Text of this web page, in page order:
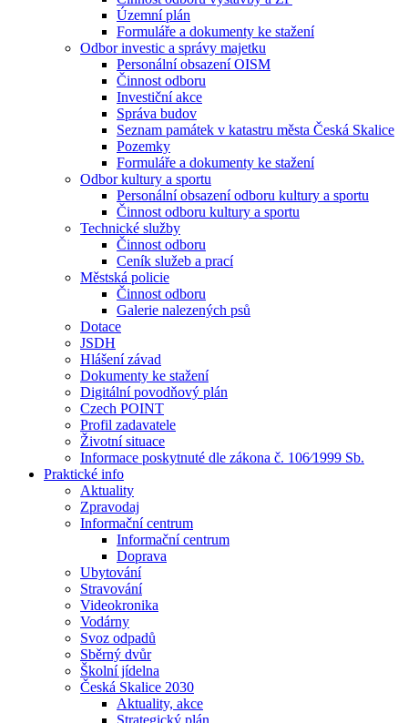
Územní plán
Formuláře a dokumenty ke stažení
Odbor investic a správy majetku
Personální obsazení OISM
Činnost odboru
Investiční akce
Správa budov
Seznam památek v katastru města Česká Skalice
Pozemky
Formuláře a dokumenty ke stažení
Odbor kultury a sportu
Personální obsazení odboru kultury a sportu
Činnost odboru kultury a sportu
Technické služby
Činnost odboru
Ceník služeb a prací
Městská policie
Činnost odboru
Galerie nalezených psů
Dotace
JSDH
Hlášení závad
Dokumenty ke stažení
Digitální povodňový plán
Czech POINT
Profil zadavatele
Životní situace
Informace poskytnuté dle zákona č. 106⁄1999 Sb.
Praktické info
Aktuality
Zpravodaj
Informační centrum
Informační centrum
Doprava
Ubytování
Stravování
Videokronika
Vodárny
Svoz odpadů
Sběrný dvůr
Školní jídelna
Česká Skalice 2030
Aktuality, akce
Strategický plán